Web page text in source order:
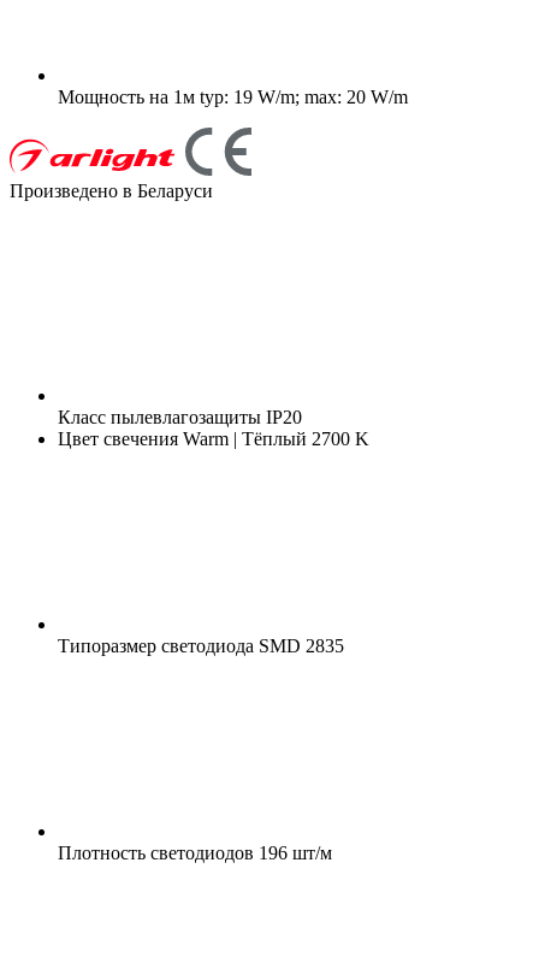
Мощность на 1м typ: 19 W/m; max: 20 W/m
Произведено в Беларуси
Класс пылевлагозащиты IP20
Цвет свечения Warm | Тёплый 2700 K
Типоразмер светодиода SMD 2835
Плотность светодиодов 196 шт/м